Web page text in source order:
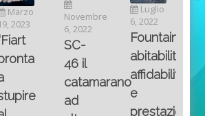
Marzo
2023
Novembre
6, 2022
SC-
46 il
catamarano
ad
Luglio
6, 2022
Fountain 38SC
abitabilità,
affidabilità
e
prestazioni